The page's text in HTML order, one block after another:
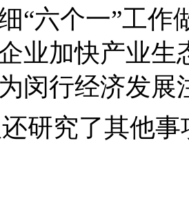
“六个一”工作
业加快产业生
闵行经济发展
研究了其他事